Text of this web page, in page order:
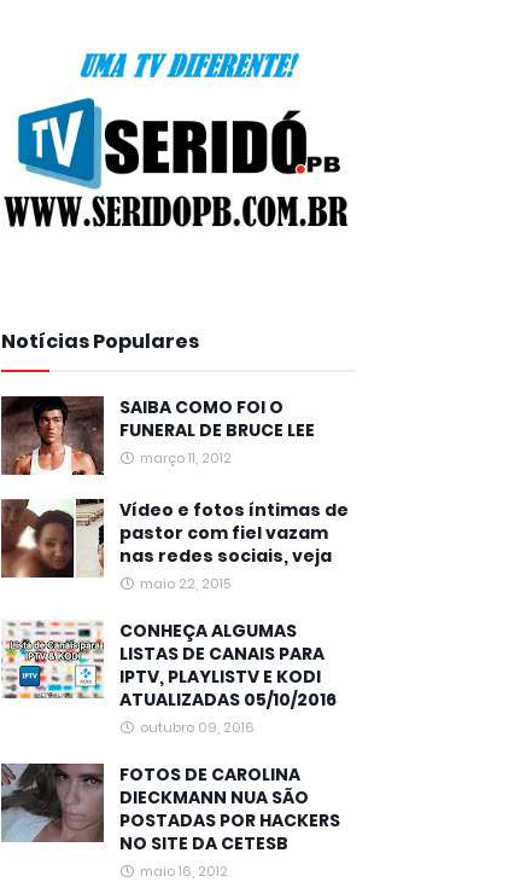
Notícias Populares
SAIBA COMO FOI O
FUNERAL DE BRUCE LEE
março 11, 2012
Vídeo e fotos íntimas de
pastor com fiel vazam
nas redes sociais, veja
maio 22, 2015
CONHEÇA ALGUMAS
LISTAS DE CANAIS PARA
IPTV, PLAYLISTV E KODI
ATUALIZADAS 05/10/2016
outubro 09, 2016
FOTOS DE CAROLINA
DIECKMANN NUA SÃO
POSTADAS POR HACKERS
NO SITE DA CETESB
maio 16, 2012